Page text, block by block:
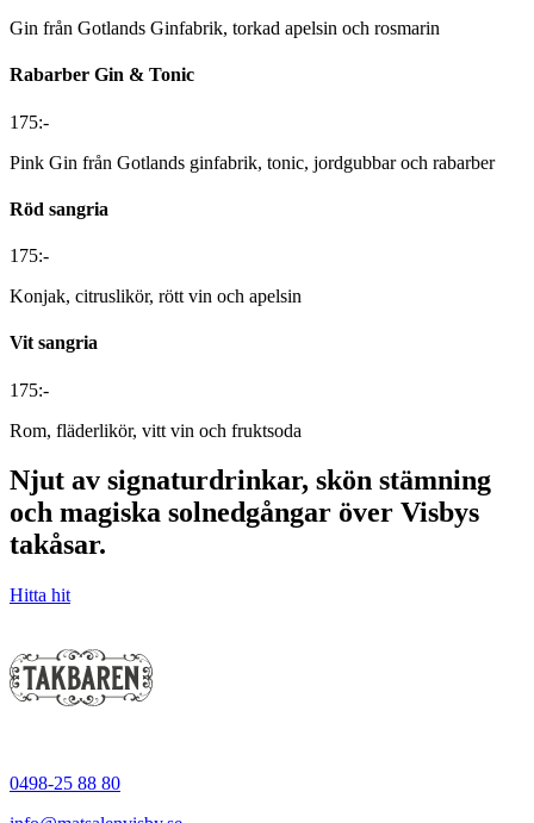
Gin från Gotlands Ginfabrik, torkad apelsin och rosmarin
Rabarber Gin & Tonic
175:-
Pink Gin från Gotlands ginfabrik, tonic, jordgubbar och rabarber
Röd sangria
175:-
Konjak, citruslikör, rött vin och apelsin
Vit sangria
175:-
Rom, fläderlikör, vitt vin och fruktsoda
Njut av signaturdrinkar, skön stämning
och magiska solnedgångar över Visbys
takåsar.
Hitta hit
0498-25 88 80